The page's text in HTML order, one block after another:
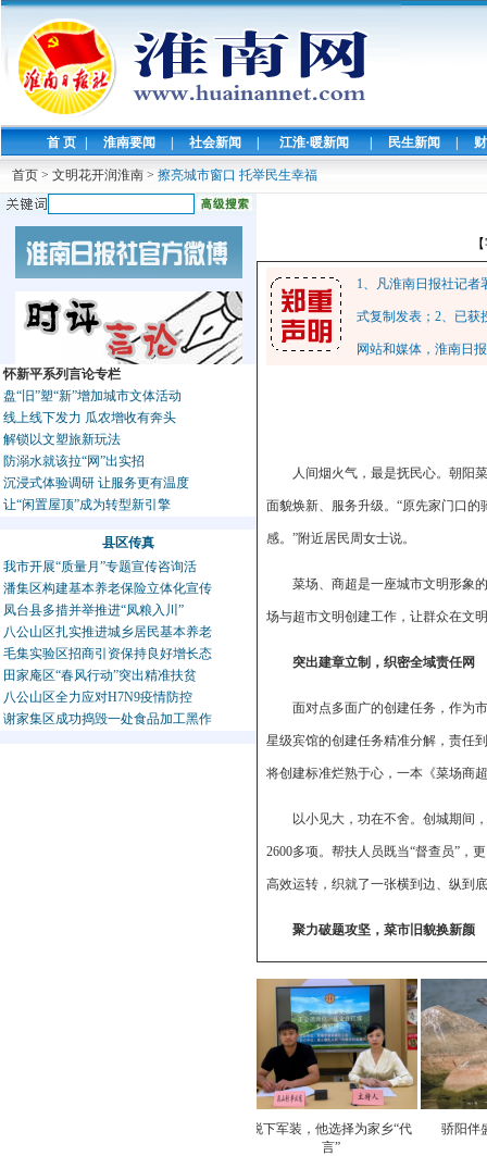
首 页 | 淮南要闻 | 社会新闻 | 江淮·暖新闻 | 民生新闻 |
首页 > 文明花开润淮南 > 擦亮城市窗口 托举民生幸福
怀新平系列言论专栏
盘“旧”塑“新”增加城市文体活动
线上线下发力 瓜农增收有奔头
解锁以文塑旅新玩法
防溺水就该拉“网”出实招
沉浸式体验调研 让服务更有温度
让“闲置屋顶”成为转型新引擎
县区传真
我市开展“质量月”专题宣传咨询活
潘集区构建基本养老保险立体化宣传
凤台县多措并举推进“凤粮入川”
八公山区扎实推进城乡居民基本养老
毛集实验区招商引资保持良好增长态
田家庵区“春风行动”突出精准扶贫
八公山区全力应对H7N9疫情防控
谢家集区成功捣毁一处食品加工黑作
1、凡淮南日报社记
式复制发表；2、已获
网站和媒体，淮南日
人间烟火气，最是抚民心。朝阳
面貌焕新、服务升级。“原先家门口
感。”附近居民周女士说。
菜场、商超是一座城市文明形象
场与超市文明创建工作，让群众在文
突出建章立制，织密全域责任网
面对点多面广的创建任务，作为
星级宾馆的创建任务精准分解，责任
将创建标准烂熟于心，一本《菜场商
以小见大，功在不舍。创城期间
2600多项。帮扶人员既当“督查员”，
高效运转，织就了一张横到边、纵到
聚力破题攻坚，菜市旧貌换新颜
曾几何时，“气味臭烘烘、地面
中之重，强力实施“暖民心”文明菜市
聚焦“标准化、清洁化、规范化”
年，剩余59个不达标菜场全部纳入改
这场硬仗背后是科学擘画——“新
脱下军装，他选择为家乡“代
言”
骄阳伴